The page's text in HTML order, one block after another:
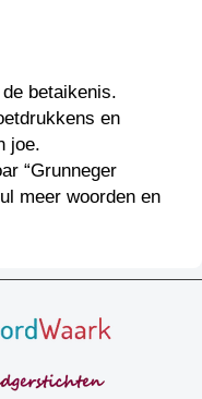
betaikenis.
en
joe.
“Grunneger
meer woorden en